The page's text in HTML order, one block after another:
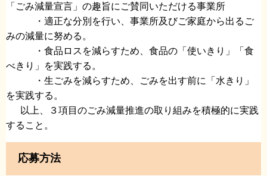
「ごみ減量宣言」の趣旨にご賛同いただける事業所
・適正な分別を行い、事業所及びご家庭から出るご
みの減量に努める。
・食品ロスを減らすため、食品の「使いきり」「食
べきり」を実践する。
・生ごみを減らすため、ごみを出す前に「水きり」
を実践する。
以上、３項目のごみ減量推進の取り組みを積極的に実践
すること。
応募方法